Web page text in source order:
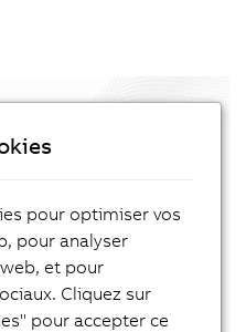
pour optimiser vos
pour analyser
et pour
Cliquez sur
pour accepter ce